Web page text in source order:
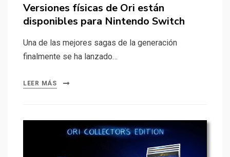
Versiones físicas de Ori están
disponibles para Nintendo Switch
Una de las mejores sagas de la generación
finalmente se ha lanzado…
LEER MÁS